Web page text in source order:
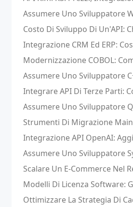
Assumere Uno Sviluppatore
Costo Di Sviluppo Di Un'API:
Integrazione CRM Ed ERP:
Modernizzazione COBOL:
Assumere Uno Sviluppatore
Integrare API Di Terze Parti:
Assumere Uno Sviluppatore
Strumenti Di Migrazione
Integrazione API OpenAI:
Assumere Uno Sviluppatore
Scalare Un E-Commerce Nel
Modelli Di Licenza Software:
Ottimizzare La Strategia Di